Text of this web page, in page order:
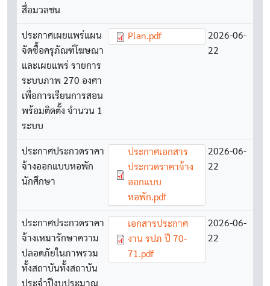
สื่อมวลชน
ประกาศเผยแพร่แผน
จัดซื้อครุภัณฑ์โฆษณา
และเผยแพร่ รายการ
ระบบภาพ 270 องศา
เพื่อการเรียนการสอน
พร้อมติดตั้ง จำนวน 1
ระบบ
Document
Plan.pdf
2026-06-
22
ประกาศประกวดราคา
จ้างออกแบบหอพัก
นักศึกษา
Document
ประกาศเอกสาร
ประกวดราคาจ้าง
ออกแบบ
หอพัก.pdf
2026-06-
22
ประกาศประกวดราคา
จ้างเหมารักษาความ
ปลอดภัยในภาพรวม
ทั้งสถาบันทั้งสถาบัน
ประจำปีงบประมาณ
Document
เอกสารประกาศ
งาน รปภ ปี 70-
71.pdf
2026-06-
22